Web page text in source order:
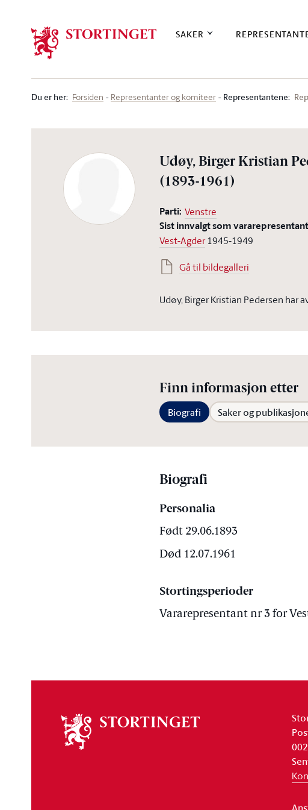
SAKER
Du er her: Forsiden Representanter og komiteer Representantene:
Udøy, Birger Kristian
(1893-1961)
Parti: Venstre
Sist innvalgt som
Vest-Agder1945-1949
Gå til bildegalleri
Udøy, Birger Kristian Pedersen har
Finn informasjon etter
Biografi Saker og
Biografi
Personalia
Født 29.06.1893
Død 12.07.1961
Stortingsperioder
Vararepresentant nr 3 for
stortinget